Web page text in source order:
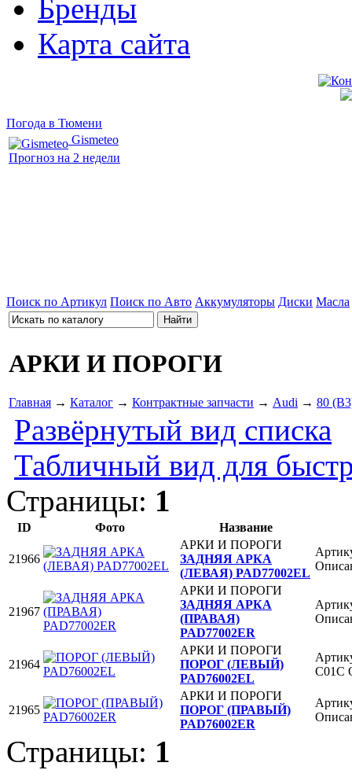
Бренды
Карта сайта
Погода в Тюмени
Gismeteo
Прогноз на 2 недели
Поиск по Артикул Поиск по Авто Аккумуляторы Диски Масла
АРКИ И ПОРОГИ
Главная → Каталог → Контрактные запчасти → Audi → 80
Развёрнутый вид списка
Табличный вид для
Страницы: 1
ID Фото Название
21966
АРКИ И ПОРОГИ
ЗАДНЯЯ АРКА
(ЛЕВАЯ) PAD77002EL
21967
АРКИ И ПОРОГИ
ЗАДНЯЯ АРКА
(ПРАВАЯ)
PAD77002ER
21964
АРКИ И ПОРОГИ
ПОРОГ (ЛЕВЫЙ)
PAD76002EL
C01C
21965
АРКИ И ПОРОГИ
ПОРОГ (ПРАВЫЙ)
PAD76002ER
Страницы: 1